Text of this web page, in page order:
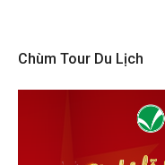
Chùm Tour Du Lịch